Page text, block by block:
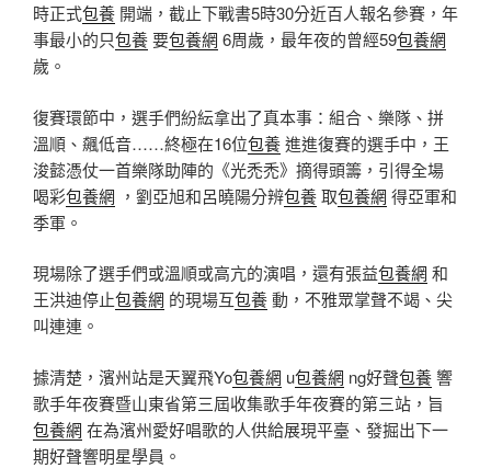
時正式包養 開端，截止下戰書5時30分近百人報名參賽，年
事最小的只包養要包養網 6周歲，最年夜的曾經59包養網
歲。
復賽環節中，選手們紛紜拿出了真本事：組合、樂隊、拼
溫順、飆低音……終極在16位包養進進復賽的選手中，王
浚懿憑仗一首樂隊助陣的《光禿禿》摘得頭籌，引得全場
喝彩包養網 ，劉亞旭和呂曉陽分辨包養取包養網 得亞軍和
季軍。
現場除了選手們或溫順或高亢的演唱，還有張益包養網 和
王洪迪停止包養網 的現場互包養動，不雅眾掌聲不竭、尖
叫連連。
據清楚，濱州站是天翼飛Yo包養網 u包養網 ng好聲包養響
歌手年夜賽暨山東省第三屆收集歌手年夜賽的第三站，旨
包養網 在為濱州愛好唱歌的人供給展現平臺、發掘出下一
期好聲響明星學員。